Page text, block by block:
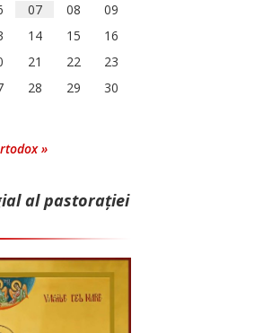
07 08
09
14 15
16
21 22
23
28 29
30
»
al pastorației